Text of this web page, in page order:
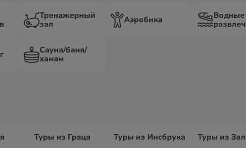
Тренажерный
зал
Аэробика
Водные
Сауна/баня/
хамам
Туры из Граца Туры из Инсбрука